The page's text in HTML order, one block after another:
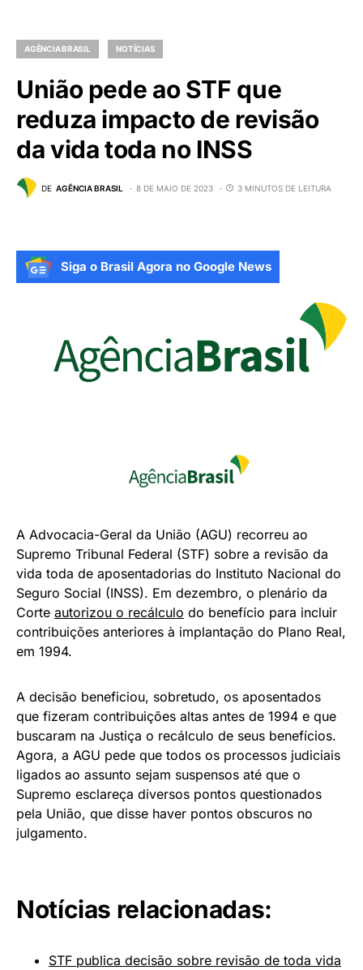
AGÊNCIA BRASIL NOTÍCIAS
União pede ao STF que
reduza impacto de revisão
da vida toda no INSS
DE AGÊNCIA BRASIL 8 DE MAIO DE 2023 3 MINUTOS DE LEITURA
Siga o Brasil Agora no Google News
A Advocacia-Geral da União (AGU) recorreu ao
Supremo Tribunal Federal (STF) sobre a revisão da
vida toda de aposentadorias do Instituto Nacional do
Seguro Social (INSS). Em dezembro, o plenário da
Corte autorizou o recálculo do benefício para incluir
contribuições anteriores à implantação do Plano Real,
em 1994.
A decisão beneficiou, sobretudo, os aposentados
que fizeram contribuições altas antes de 1994 e que
buscaram na Justiça o recálculo de seus benefícios.
Agora, a AGU pede que todos os processos judiciais
ligados ao assunto sejam suspensos até que o
Supremo esclareça diversos pontos questionados
pela União, que disse haver pontos obscuros no
julgamento.
Notícias relacionadas:
STF publica decisão sobre revisão de toda vida